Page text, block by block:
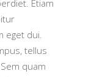
Etiam
eget dui.
tellus
quam